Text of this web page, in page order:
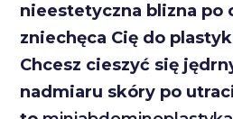
nieestetyczna blizna po
zniechęca Cię do
Chcesz cieszyć się
nadmiaru skóry po